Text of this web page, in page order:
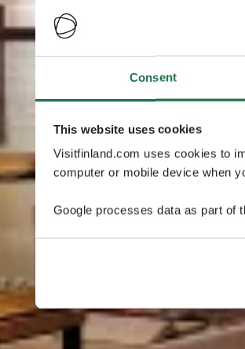
Consent
This website uses cookies
Visitfinland.com uses cookies to
computer or mobile device when
Google processes data as part of